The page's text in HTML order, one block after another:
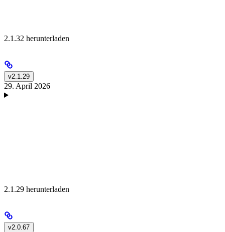
2.1.32 herunterladen
v2.1.29
29. April 2026
2.1.29 herunterladen
v2.0.67